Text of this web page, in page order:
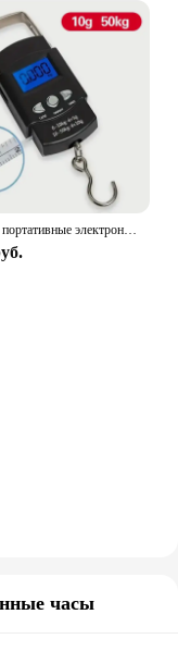
50 кг/10 г портативные электронные ручные весы с ЖК-дисплеем, подвесные весы для путешествий с выдвижной измерительной лентой длиной 100 см
часы